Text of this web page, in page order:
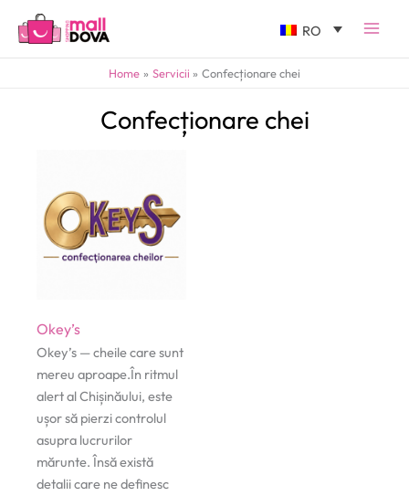
RO
Home Servicii Confecționare chei
Confecționare chei
Okey’s
Okey’s — cheile care sunt
mereu aproape.În ritmul
alert al Chișinăului, este
ușor să pierzi controlul
asupra lucrurilor
mărunte. Însă există
detalii care ne definesc